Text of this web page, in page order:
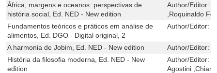
África, margens e oceanos: perspectivas de
história social, Ed. NED - New edition
Author/Editor:
,Roquinaldo
Fundamentos teóricos e práticos em análise de
alimentos, Ed. DGO - Digital original, 2
Author/Editor:
A harmonia de Jobim, Ed. NED - New edition Author/Editor:
História da filosofia moderna, Ed. NED - New
edition
Author/Editor:
Agostini